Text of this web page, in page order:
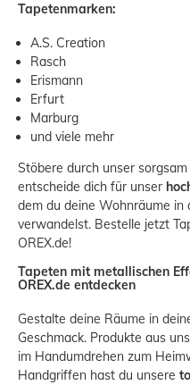
Tapetenmarken:
A.S. Creation
Rasch
Erismann
Erfurt
Marburg
und viele mehr
Stöbere durch unser
entscheide dich für unser
dem du deine Wohnräume in
verwandelst. Bestelle jetzt
OREX.de!
Tapeten mit metallischen
OREX.de entdecken
Gestalte deine Räume in
Geschmack. Produkte aus
im Handumdrehen zum
Handgriffen hast du unsere